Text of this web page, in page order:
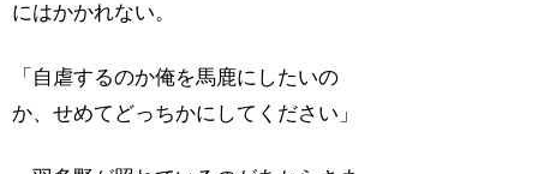
にはかかれない。
「自虐するのか俺を馬鹿にしたいの
か、せめてどっちかにしてください」